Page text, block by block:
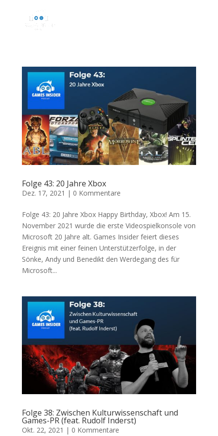
Folge 43: 20 Jahre Xbox
Dez. 17, 2021 | 0 Kommentare
Folge 43: 20 Jahre Xbox Happy Birthday, Xbox! Am 15.
November 2021 wurde die erste Videospielkonsole von
Microsoft 20 Jahre alt. Games Insider feiert dieses
Ereignis mit einer feinen Unterstützerfolge, in der
Sönke, Andy und Benedikt den Werdegang des für
Microsoft...
Folge 38: Zwischen Kulturwissenschaft und
Games-PR (feat. Rudolf Inderst)
Okt. 22, 2021 | 0 Kommentare